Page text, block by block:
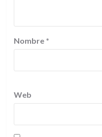
Nombre *
Web